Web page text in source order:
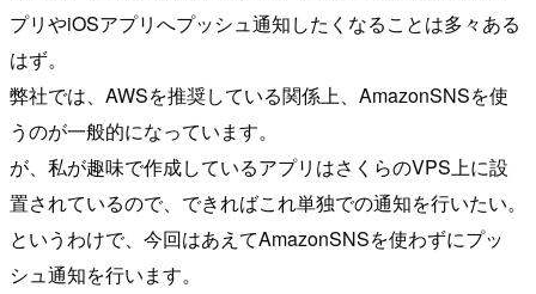
プリやiOSアプリへプッシュ通知したくなることは多々ある
はず。
弊社では、AWSを推奨している関係上、AmazonSNSを使
うのが一般的になっています。
が、私が趣味で作成しているアプリはさくらのVPS上に設
置されているので、できればこれ単独での通知を行いたい。
というわけで、今回はあえてAmazonSNSを使わずにプッ
シュ通知を行います。